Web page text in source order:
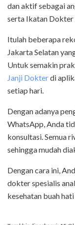
dan aktif sebagai
serta Ikatan Dokter
Itulah beberapa
Jakarta Selatan
Untuk semakin
Janji Dokterdi
setiap hari.
Dengan adanya
WhatsApp, Anda
konsultasi. Semua
sehingga mudah
Dengan cara ini,
dokter spesialis
kesehatan buah